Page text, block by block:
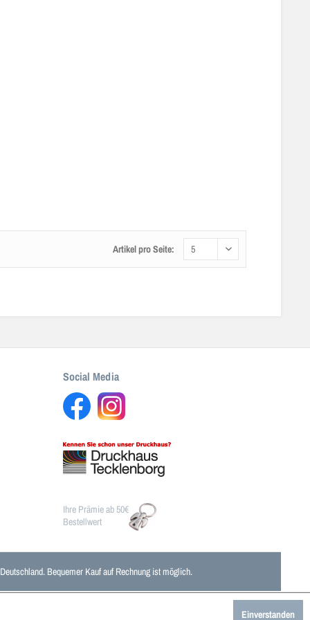
Artikel pro Seite:
Social Media
Ihre Prämie ab 50€
Bestellwert
Bequemer Kauf auf Rechnung ist möglich.
Einverstanden